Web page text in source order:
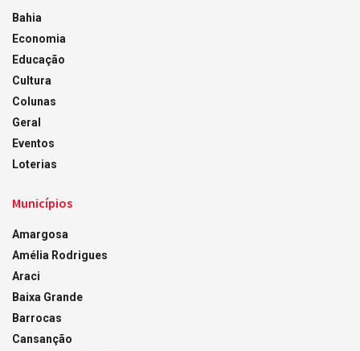
Bahia
Economia
Educação
Cultura
Colunas
Geral
Eventos
Loterias
Municípios
Amargosa
Amélia Rodrigues
Araci
Baixa Grande
Barrocas
Cansanção